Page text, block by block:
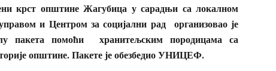
крст општине Жагубица у сарадњи са локалном
и Центром за социјални рад организовао је
пакета помоћи хранитељским породицама са
општине. Пакете је обезбедио УНИЦЕФ.